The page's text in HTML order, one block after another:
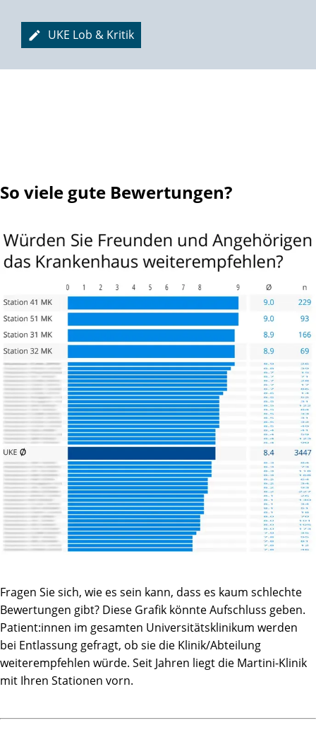
UKE Lob & Kritik
So viele gute Bewertungen?
Fragen Sie sich, wie es sein kann, dass es kaum schlechte
Bewertungen gibt? Diese Grafik könnte Aufschluss geben.
Patient:innen im gesamten Universitätsklinikum werden
bei Entlassung gefragt, ob sie die Klinik/Abteilung
weiterempfehlen würde. Seit Jahren liegt die Martini-Klinik
mit Ihren Stationen vorn.